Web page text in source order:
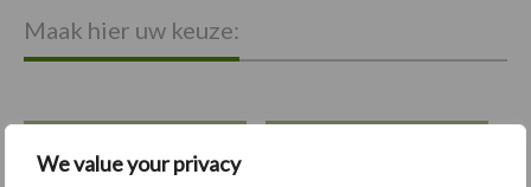
We value your privacy
Maak hier uw keuze:
bemesting